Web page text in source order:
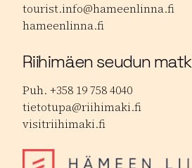
tourist.info@hameenlinna.fi
hameenlinna.fi
Riihimäen seudun
Puh. +358 19 758 4040
tietotupa@riihimaki.fi
visitriihimaki.fi